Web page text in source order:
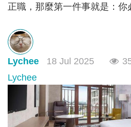
正職，那麼第一件事就是：你
資、合夥還是有限公司，只要
待到港旅客的業務，都必須向
有有效的旅行代理商牌照。沒
經營！
Lychee 18 Jul 2025
Lychee